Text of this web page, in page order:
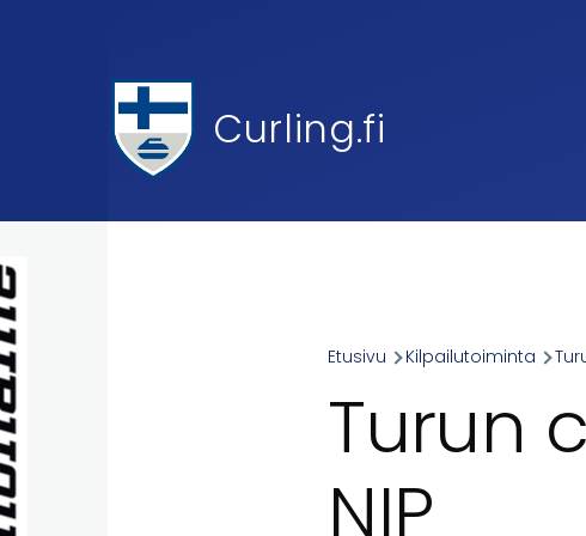
Curling.fi
Breadcrumb
Etusivu Kilpailutoiminta
Turun
NIP